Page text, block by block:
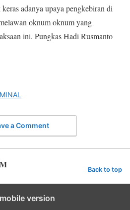
adanya upaya pengkebiran di
oknum oknum yang
ini. Pungkas Hadi Rusmanto
a Comment
Back to top
version